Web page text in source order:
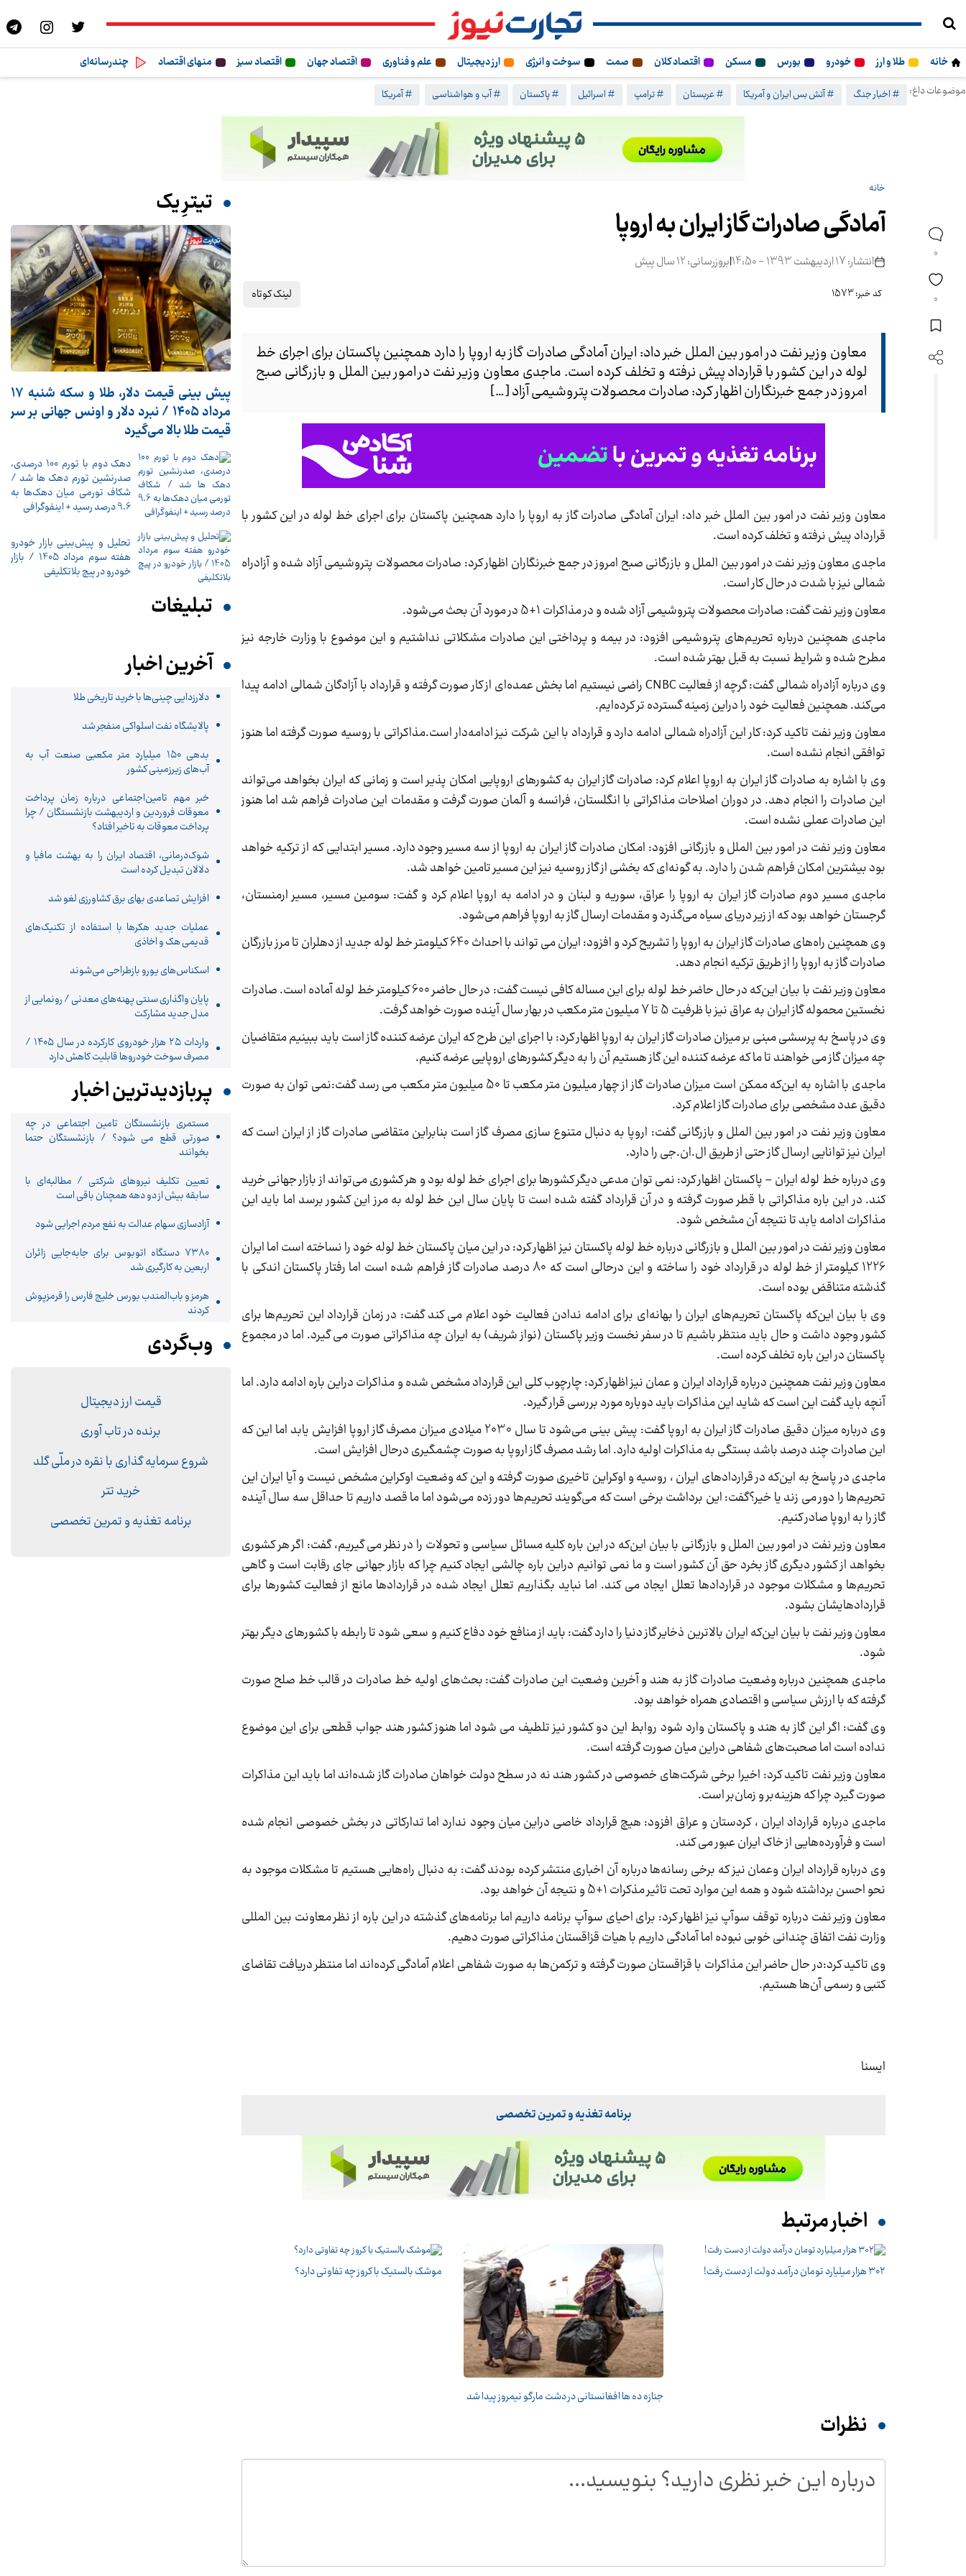
خانه طلا و ارز خودرو بورس مسکن اقتصاد کلان صمت سوخت و انرژی ارز دیجیتال علم و فناوری اقتصاد جهان اقتصاد سبز منهای اقتصاد
چندرسانه‌ای
موضوعات داغ:
# اخبار جنگ # آتش بس ایران و آمریکا # عربستان # ترامپ # اسرائیل # پاکستان # آب و هواشناسی # آمریکا
0
0
خانه
آمادگی صادرات گاز ایران به اروپا
انتشار: 17 اردیبهشت 1393 - 14:50 |بروزرسانی: 12 سال پیش
کد خبر: 1573 لینک کوتاه
معاون وزیر نفت در امور بین الملل خبر داد: ایران آمادگی صادرات گاز به اروپا را دارد همچنین پاکستان برای اجرای خط
لوله در این کشور با قرارداد پیش نرفته و تخلف کرده است. ماجدی معاون وزیر نفت در امور بین الملل و بازرگانی صبح
امروز در جمع خبرنگاران اظهار کرد: صادرات محصولات پتروشیمی آزاد […]
معاون وزیر نفت در امور بین الملل خبر داد: ایران آمادگی صادرات گاز به اروپا را دارد همچنین پاکستان برای اجرای خط لوله در این کشور با
قرارداد پیش نرفته و تخلف کرده است.
ماجدی معاون وزیر نفت در امور بین الملل و بازرگانی صبح امروز در جمع خبرنگاران اظهار کرد: صادرات محصولات پتروشیمی آزاد شده و آزادراه
شمالی نیز با شدت در حال کار است.
معاون وزیر نفت گفت: صادرات محصولات پتروشیمی آزاد شده و در مذاکرات 1+5 در مورد آن بحث می‌شود.
ماجدی همچنین درباره تحریم‌های پتروشیمی افزود: در بیمه و پرداختی این صادرات مشکلاتی نداشتیم و این موضوع با وزارت خارجه نیز
مطرح شده و شرایط نسبت به قبل بهتر شده است.
وی درباره آزادراه شمالی گفت: گرچه از فعالیت CNBC راضی نیستیم اما بخش عمده‌ای از کار صورت گرفته و قرارداد با آزادگان شمالی ادامه پیدا
می‌کند. همچنین فعالیت خود را دراین زمینه گسترده تر کرده‌ایم.
معاون وزیر نفت تاکید کرد: کار این آزادراه شمالی ادامه دارد و قرارداد با این شرکت نیز ادامه‌دار است.مذاکراتی با روسیه صورت گرفته اما هنوز
توافقی انجام نشده است.
وی با اشاره به صادرات گاز ایران به اروپا اعلام کرد: صادرات گاز ایران به کشورهای اروپایی امکان پذیر است و زمانی که ایران بخواهد می‌تواند
این صادرات را انجام دهد. در دوران اصلاحات مذاکراتی با انگلستان، فرانسه و آلمان صورت گرفت و مقدمات این صادرات فراهم شد اما هنوز
این صادرات عملی نشده است.
معاون وزیر نفت در امور بین الملل و بازرگانی افزود: امکان صادرات گاز ایران به اروپا از سه مسیر وجود دارد. مسیر ابتدایی که از ترکیه خواهد
بود بیشترین امکان فراهم شدن را دارد. به گونه‌ای که بخشی از گاز روسیه نیز این مسیر تامین خواهد شد.
ماجدی مسیر دوم صادرات گاز ایران به اروپا را عراق، سوریه و لبنان و در ادامه به اروپا اعلام کرد و گفت: سومین مسیر، مسیر ارمنستان،
گرجستان خواهد بود که از زیر دریای سیاه می‌گذرد و مقدمات ارسال گاز به اروپا فراهم می‌شود.
وی همچنین راه‌های صادرات گاز ایران به اروپا را تشریح کرد و افزود: ایران می تواند با احداث 640 کیلومتر خط لوله جدید از دهلران تا مرز بازرگان
صادرات گاز به اروپا را از طریق ترکیه انجام دهد.
معاون وزیر نفت با بیان این‌که در حال حاضر خط لوله برای این مساله کافی نیست گفت: در حال حاضر 600 کیلومتر خط لوله آماده است. صادرات
نخستین محموله گاز ایران به عراق نیز با ظرفیت 5 تا 7 میلیون متر مکعب در بهار سال آینده صورت خواهد گرفت.
وی در پاسخ به پرسشی مبنی بر میزان صادرات گاز ایران به اروپا اظهار کرد: با اجرای این طرح که ایران عرضه کننده گاز است باید ببینیم متقاضیان
چه میزان گاز می خواهند تا ما که عرضه کننده این گاز هستیم آن را به دیگر کشورهای اروپایی عرضه کنیم.
ماجدی با اشاره به این‌که ممکن است میزان صادرات گاز از چهار میلیون متر مکعب تا 50 میلیون متر مکعب می رسد گفت:‌نمی توان به صورت
دقیق عدد مشخصی برای صادرات گاز اعلام کرد.
معاون وزیر نفت در امور بین الملل و بازرگانی گفت: اروپا به دنبال متنوع سازی مصرف گاز است بنابراین متقاضی صادرات گاز از ایران است که
ایران نیز توانایی ارسال گاز حتی از طریق ال.ان.جی را دارد.
وی درباره خط لوله ایران – پاکستان اظهار کرد: نمی توان مدعی دیگر کشورها برای اجرای خط لوله بود و هر کشوری می‌تواند از بازار جهانی خرید
کند. در این باره مذاکراتی با قطر صورت گرفته و در آن قرارداد گفته شده است تا پایان سال این خط لوله به مرز این کشور برسد اما باید این
مذاکرات ادامه یابد تا نتیجه آن مشخص شود.
معاون وزیر نفت در امور بین الملل و بازرگانی درباره خط لوله پاکستان نیز اظهار کرد: در این میان پاکستان خط لوله خود را نساخته است اما ایران
1226 کیلومتر از خط لوله در قرارداد خود را ساخته و این درحالی است که 80 درصد صادرات گاز فراهم شده است اما رفتار پاکستان اندکی با
گذشته متناقض بوده است.
وی با بیان این‌که پاکستان تحریم‌های ایران را بهانه‌ای برای ادامه ندادن فعالیت خود اعلام می کند گفت: در زمان قرارداد این تحریم‌ها برای
کشور وجود داشت و حال باید منتظر باشیم تا در سفر نخست وزیر پاکستان (نواز شریف) به ایران چه مذاکراتی صورت می گیرد. اما در مجموع
پاکستان در این باره تخلف کرده است.
معاون وزیر نفت همچنین درباره قرارداد ایران و عمان نیز اظهار کرد: چارچوب کلی این قرارداد مشخص شده و مذاکرات دراین باره ادامه دارد. اما
آنچه باید گفت این است که شاید این مذاکرات باید دوباره مورد بررسی قرار گیرد.
وی درباره میزان دقیق صادرات گاز ایران به اروپا گفت: پیش بینی می‌شود تا سال 2030 میلادی میزان مصرف گاز اروپا افزایش یابد اما این که
این صادرات چند درصد باشد بستگی به مذاکرات اولیه دارد. اما رشد مصرف گاز اروپا به صورت چشمگیری درحال افزایش است.
ماجدی در پاسخ به این‌که در قراردادهای ایران ، روسیه و اوکراین تاخیری صورت گرفته و این که وضعیت اوکراین مشخص نیست و آیا ایران این
تحریم‌ها را دور می زند یا خیر؟‌گفت: این برداشت برخی است که می‌گویند تحریم‌ها دور زده می‌شود اما ما قصد داریم تا حداقل سه سال آینده
گاز را به اروپا صادر کنیم.
معاون وزیر نفت در امور بین الملل و بازرگانی با بیان این‌که در این باره کلیه مسائل سیاسی و تحولات را در نظر می گیریم، گفت: اگر هر کشوری
بخواهد از کشور دیگری گاز بخرد حق آن کشور است و ما نمی توانیم دراین باره چالشی ایجاد کنیم چرا که بازار جهانی جای رقابت است و گاهی
تحریم‌ها و مشکلات موجود در قراردادها تعلل ایجاد می کند. اما نباید بگذاریم تعلل ایجاد شده در قراردادها مانع از فعالیت کشورها برای
قراردادهایشان بشود.
معاون وزیر نفت با بیان این‌که ایران بالاترین ذخایر گاز دنیا را دارد گفت: باید از منافع خود دفاع کنیم و سعی شود تا رابطه با کشورهای دیگر بهتر
شود.
ماجدی همچنین درباره وضعیت صادرات گاز به هند و آخرین وضعیت این صادرات گفت: بحث‌های اولیه خط صادرات در قالب خط صلح صورت
گرفته که با ارزش سیاسی و اقتصادی همراه خواهد بود.
وی گفت: اگر این گاز به هند و پاکستان وارد شود روابط این دو کشور نیز تلطیف می شود اما هنوز کشور هند جواب قطعی برای این موضوع
نداده است اما صحبت‌های شفاهی دراین میان صورت گرفته است.
معاون وزیر نفت تاکید کرد: اخیرا برخی شرکت‌های خصوصی در کشور هند نه در سطح دولت خواهان صادرات گاز شده‌اند اما باید این مذاکرات
صورت گیرد چرا که هزینه‌بر و زمان‌بر است.
ماجدی درباره قرارداد ایران ، کردستان و عراق افزود: هیچ قرارداد خاصی دراین میان وجود ندارد اما تدارکاتی در بخش خصوصی انجام شده
است و فرآورده‌هایی از خاک ایران عبور می کند.
وی درباره قرارداد ایران وعمان نیز که برخی رسانه‌ها درباره آن اخباری منتشر کرده بودند گفت: به دنبال راه‌هایی هستیم تا مشکلات موجود به
نحو احسن برداشته شود و همه این موارد تحت تاثیر مذکرات 1+5 و نتیجه آن خواهد بود.
معاون وزیر نفت درباره توقف سوآپ نیز اظهار کرد: برای احیای سوآپ برنامه داریم اما برنامه‌های گذشته در این باره از نظر معاونت بین المللی
وزارت نفت اتفاق چندانی خوبی نبوده اما آمادگی داریم با هیات قزاقستان مذاکراتی صورت دهیم.
وی تاکید کرد:‌در حال حاضر این مذاکرات با قزاقستان صورت گرفته و ترکمن‌ها به صورت شفاهی اعلام آمادگی کرده‌اند اما منتظر دریافت تقاضای
کتبی و رسمی آن‌ها هستیم.
ایسنا
برنامه تغذیه و تمرین تخصصی
اخبار مرتبط
۳۰۲ هزار میلیارد تومان درآمد دولت از دست رفت!
جنازه ده ها افغانستانی در دشت مارگو نیمروز پیدا شد
موشک بالستیک با کروز چه تفاوتی دارد؟
نظرات
تیترِ یک
پیش ‌بینی قیمت دلار، طلا و سکه شنبه ۱۷
مرداد ۱۴۰۵ / نبرد دلار و اونس جهانی بر سر
قیمت طلا بالا می‌گیرد
دهک دوم با تورم 100 درصدی،
صدرنشین تورم دهک ها شد /
شکاف تورمی میان دهک‌ها به
9.6 درصد رسید + اینفوگرافی
تحلیل و پیش‌بینی بازار خودرو
هفته سوم مرداد 1405 / بازار
خودرو در پیچ بلاتکلیفی
تبلیغات
آخرین اخبار
دلارزدایی چینی‌ها با خرید تاریخی طلا
پالایشگاه نفت اسلواکی منفجر شد
بدهی ۱۵۰ میلیارد متر مکعبی صنعت آب به
آب‌های زیرزمینی کشور
خبر مهم تامین‌اجتماعی درباره زمان پرداخت
معوقات فروردین و اردیبهشت بازنشستگان / چرا
پرداخت معوقات به تاخیر افتاد؟
شوک‌درمانی، اقتصاد ایران را به بهشت مافیا و
دلالان تبدیل کرده است
افزایش تصاعدی بهای برق کشاورزی لغو شد
عملیات جدید هکرها با استفاده از تکنیک‌های
قدیمی هک و اخاذی
اسکناس‌های یورو بازطراحی می‌شوند
پایان واگذاری‌ سنتی پهنه‌های معدنی / رونمایی از
مدل جدید مشارکت
واردات ۲۵ هزار خودروی کارکرده در سال ۱۴۰۵ /
مصرف سوخت خودرو‌ها قابلیت کاهش دارد
پربازدیدترین اخبار
مستمری بازنشستگان تامین اجتماعی در چه
صورتی قطع می شود؟ / بازنشستگان حتما
بخوانند
تعیین تکلیف نیروهای شرکتی / مطالبه‌ای با
سابقه بیش از دو دهه همچنان باقی است
آزادسازی سهام عدالت به نفع مردم اجرایی شود
۷۳۸۰ دستگاه اتوبوس برای جابه‌جایی زائران
اربعین به‌ کارگیری شد
هرمز و باب‌المندب بورس خلیج فارس را قرمزپوش
کردند
وب‌گردی
قیمت ارز دیجیتال
برنده در تاب آوری
شروع سرمایه گذاری با نقره در ملّی گلد
خرید تتر
برنامه تغذیه و تمرین تخصصی